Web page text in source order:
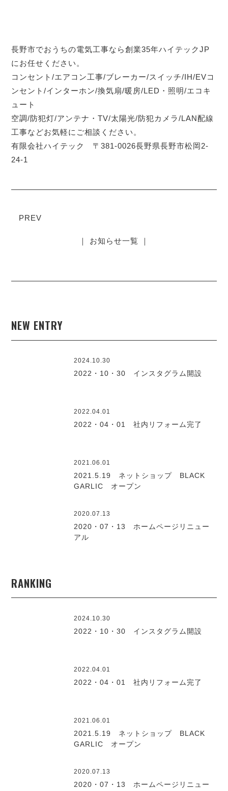
長野市でおうちの電気工事なら創業35年ハイテックJP
にお任せください。
コンセント/エアコン工事/ブレーカー/スイッチ/IH/EVコ
ンセント/インターホン/換気扇/暖房/LED・照明/エコキ
ュート
空調/防犯灯/アンテナ・TV/太陽光/防犯カメラ/LAN配線
工事などお気軽にご相談ください。
有限会社ハイテック 〒381-0026長野県長野市松岡2-
24-1
PREV
｜ お知らせ一覧 ｜
NEW ENTRY
2024.10.30
2022・10・30 インスタグラム開設
2022.04.01
2022・04・01 社内リフォーム完了
2021.06.01
2021.5.19 ネットショップ BLACK
GARLIC オープン
2020.07.13
2020・07・13 ホームページリニュー
アル
RANKING
2024.10.30
2022・10・30 インスタグラム開設
2022.04.01
2022・04・01 社内リフォーム完了
2021.06.01
2021.5.19 ネットショップ BLACK
GARLIC オープン
2020.07.13
2020・07・13 ホームページリニュー